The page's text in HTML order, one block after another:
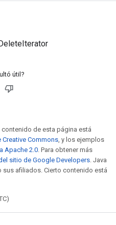
útil?
de esta página está
Creative Commons, y los ejemplos
Apache 2.0. Para obtener más
sitio de Google Developers. Java
sus afiliados. Cierto contenido está